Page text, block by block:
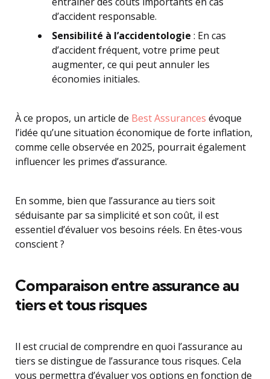
d’accident responsable.
Sensibilité à l’accidentologie : En cas
d’accident fréquent, votre prime peut
augmenter, ce qui peut annuler les
économies initiales.
À ce propos, un article de Best Assurances évoque
l’idée qu’une situation économique de forte inflation,
comme celle observée en 2025, pourrait également
influencer les primes d’assurance.
En somme, bien que l’assurance au tiers soit
séduisante par sa simplicité et son coût, il est
essentiel d’évaluer vos besoins réels. En êtes-vous
conscient ?
Comparaison entre assurance au
tiers et tous risques
Il est crucial de comprendre en quoi l’assurance au
tiers se distingue de l’assurance tous risques. Cela
vous permettra d’évaluer vos options en fonction de